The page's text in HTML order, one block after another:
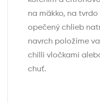
na mäkko, na
opečený chlieb
navrch položíme
chilli vločkami
chuť.